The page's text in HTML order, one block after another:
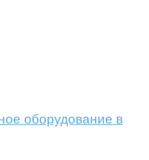
оборудование в